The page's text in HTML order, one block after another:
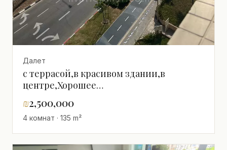
Далет
с террасой,в красивом здании,в
центре,Хорошее
видом,Рядом с морем,Вид на
квартира,С окнами на разные
стороны,Эксклюзивный проект
₪2,500,000
4 комнат · 135 m²